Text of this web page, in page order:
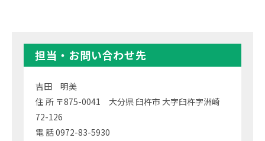
担当・お問い合わせ先
吉田 明美
住 所 〒875-0041 大分県 臼杵市 大字臼杵字洲崎
72-126
電 話 0972-83-5930